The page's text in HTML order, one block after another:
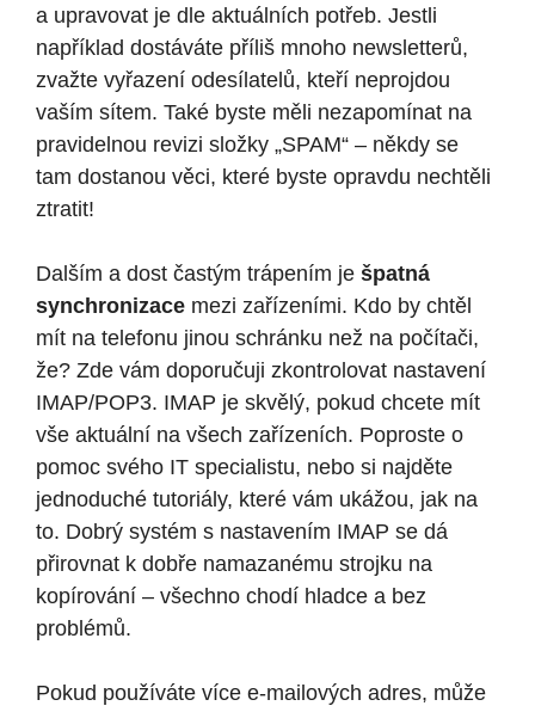
a upravovat je dle aktuálních potřeb. Jestli
například dostáváte příliš mnoho newsletterů,
zvažte vyřazení odesílatelů, kteří neprojdou
vaším sítem. Také byste měli nezapomínat na
pravidelnou revizi složky „SPAM“ – někdy se
tam dostanou věci, které byste opravdu nechtěli
ztratit!
Dalším a dost častým trápením je špatná
synchronizace mezi zařízeními. Kdo by chtěl
mít na telefonu jinou schránku než na počítači,
že? Zde vám doporučuji zkontrolovat nastavení
IMAP/POP3. IMAP je skvělý, pokud chcete mít
vše aktuální na všech zařízeních. Poproste o
pomoc svého IT specialistu, nebo si najděte
jednoduché tutoriály, které vám ukážou, jak na
to. Dobrý systém s nastavením IMAP se dá
přirovnat k dobře namazanému strojku na
kopírování – všechno chodí hladce a bez
problémů.
Pokud používáte více e-mailových adres, může